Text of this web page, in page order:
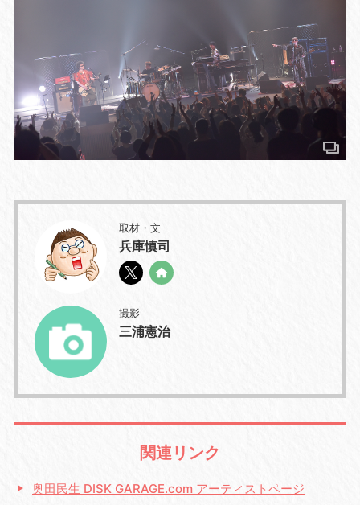
取材・文
兵庫慎司
撮影
三浦憲治
関連リンク
奥田民生 DISK GARAGE.com アーティストページ